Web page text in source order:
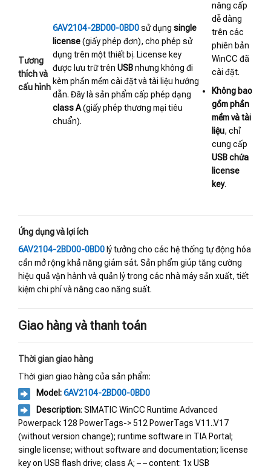
Tương
thích và
cấu hình
6AV2104-2BD00-0BD0sử dụng single
license(giấy phép đơn), cho phép sử
dụng trên một thiết bị. License key
được lưu trữ trên USBnhưng không đi
kèm phần mềm cài đặt và tài liệu hướng
dẫn. Đây là sản phẩm cấp phép dạng
class A(giấy phép thương mại tiêu
chuẩn).
nâng cấp
dễ dàng
trên các
phiên bản
WinCC đã
cài đặt.
Không bao
gồm phần
mềm và tài
liệu, chỉ
cung cấp
USB chứa
license
key.
Ứng dụng và lợi ích
6AV2104-2BD00-0BD0 lý tưởng cho các hệ thống tự động hóa
cần mở rộng khả năng giám sát. Sản phẩm giúp tăng cường
hiệu quả vận hành và quản lý trong các nhà máy sản xuất, tiết
kiệm chi phí và nâng cao năng suất.
Giao hàng và thanh toán
Thời gian giao hàng
Thời gian giao hàng của sản phẩm:
Model:6AV2104-2BD00-0BD0
Description: SIMATIC WinCC Runtime Advanced
Powerpack 128 PowerTags-> 512 PowerTags V11..V17
(without version change); runtime software in TIA Portal;
single license; without software and documentation; license
key on USB flash drive; class A; – – content: 1x USB